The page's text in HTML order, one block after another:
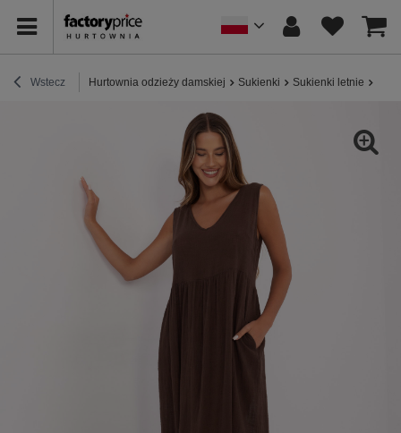
Wstecz Hurtownia odzieży damskiej Sukienki Sukienki letnie